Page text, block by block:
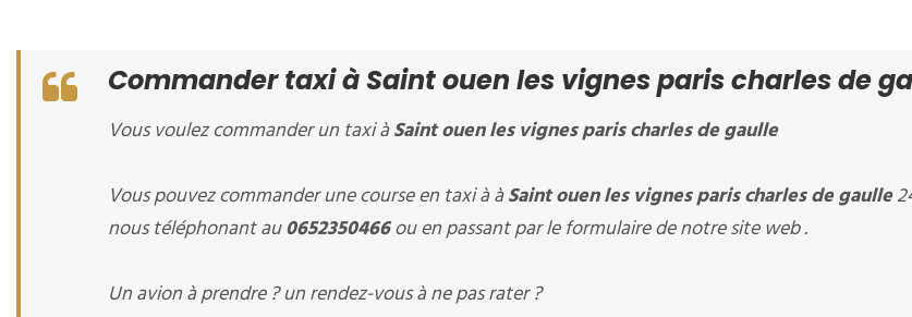
Commander taxi à Saint ouen les vignes paris charles de
Vous voulez commander un taxi àSaint ouen les vignes paris charles de gaulle
Vous pouvez commander une course en taxi à àSaint ouen les vignes paris charles de gaulle
nous téléphonant au0652350466ou en passant par le formulaire de notre site web .
Un avion à prendre ? un rendez-vous à ne pas rater ?